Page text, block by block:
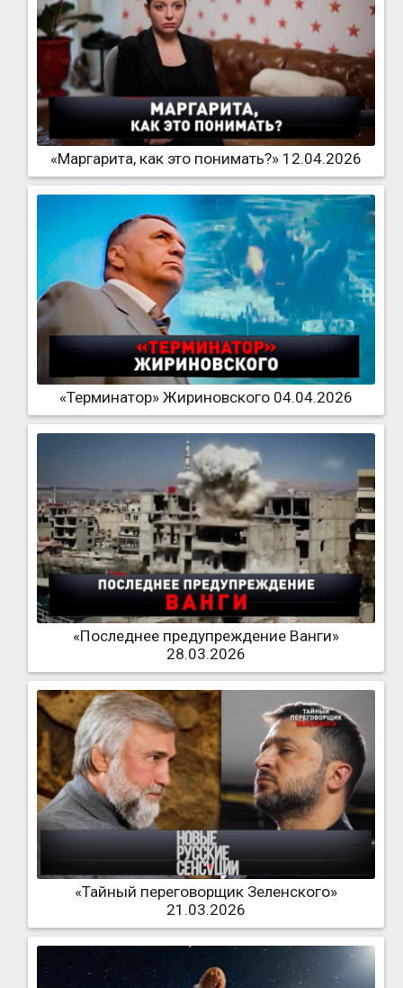
«Маргарита, как это понимать?» 12.04.2026
«Терминатор» Жириновского 04.04.2026
«Последнее предупреждение Ванги»
28.03.2026
«Тайный переговорщик Зеленского»
21.03.2026